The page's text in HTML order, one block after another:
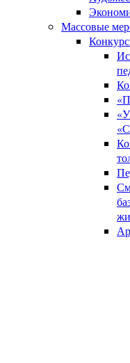
Массовые